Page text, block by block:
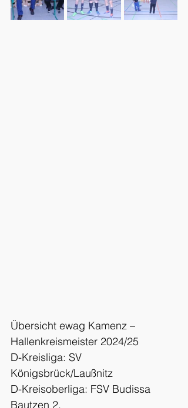
Übersicht ewag Kamenz –
Hallenkreismeister 2024/25
D-Kreisliga: SV
Königsbrück/Laußnitz
D-Kreisoberliga: FSV Budissa
Bautzen 2.